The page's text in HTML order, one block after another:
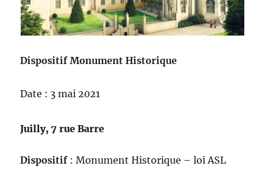
Dispositif Monument Historique
Date : 3 mai 2021
Juilly, 7 rue Barre
Dispositif : Monument Historique – loi ASL